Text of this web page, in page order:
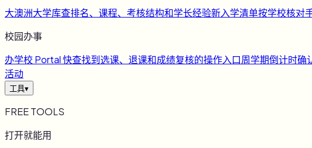
大澳洲大学库查排名、课程、考核结构和学长经验新入学清单按学校核对
校园办事
办学校 Portal 快查找到选课、退课和成绩复核的操作入口周学期倒计时确
活动
工具▾
FREE TOOLS
打开就能用